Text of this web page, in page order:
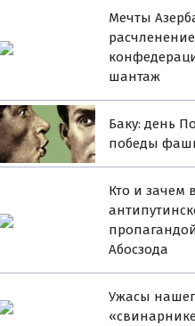
Мечты
шантаж
Баку: день
победы
Кто и зачем
Абосзода
Ужасы